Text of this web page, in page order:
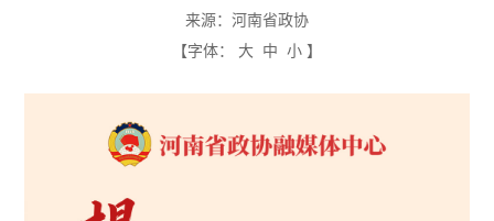
来源： 河南省政协
【字体：
大 中 小 】